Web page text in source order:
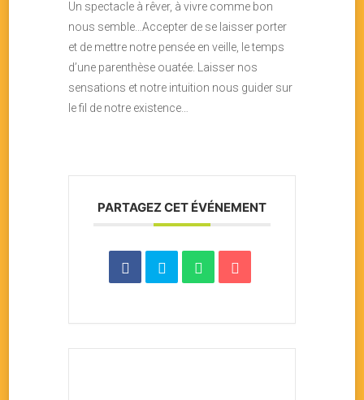
Un spectacle à rêver, à vivre comme bon
nous semble…Accepter de se laisser porter
et de mettre notre pensée en veille, le temps
d’une parenthèse ouatée. Laisser nos
sensations et notre intuition nous guider sur
le fil de notre existence…
PARTAGEZ CET ÉVÉNEMENT